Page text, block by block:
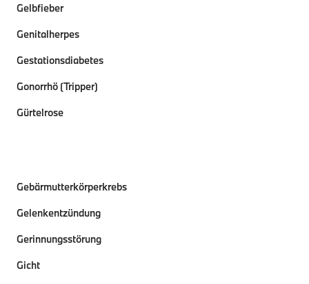
Gelbfieber
Genitalherpes
Gestationsdiabetes
Gonorrhö (Tripper)
Gürtelrose
Gebärmutterkörperkrebs
Gelenkentzündung
Gerinnungsstörung
Gicht